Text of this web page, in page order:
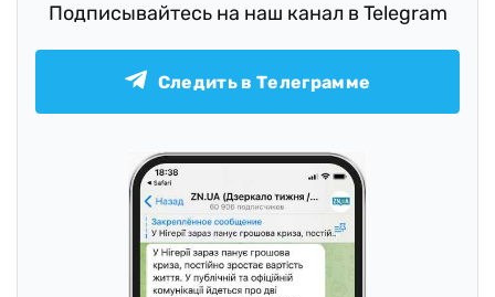
Подписывайтесь на наш канал в Telegram
Следить в Телеграмме